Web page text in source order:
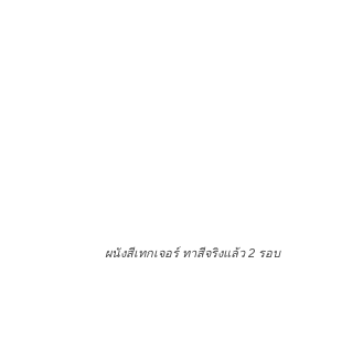
ผนังสีเทกเจอร์ ทาสีจริงแล้ว 2 รอบ